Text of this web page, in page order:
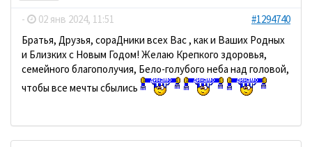
- 02 янв 2024, 11:51
#1294740
Братья, Друзья, сораДники всех Вас , как и Ваших Родных
и Близких с Новым Годом! Желаю Крепкого здоровья,
семейного благополучия, Бело-голубого неба над головой,
чтобы все мечты сбылись